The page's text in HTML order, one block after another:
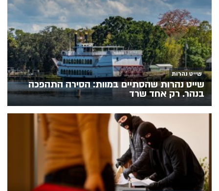
שייט נהרות
שייט נהרות שהסתיים במוות: הסירה התהפכה
בנהר. רק אחד שרד